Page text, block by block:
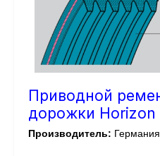
Приводной
дорожки Horizon
Производитель: